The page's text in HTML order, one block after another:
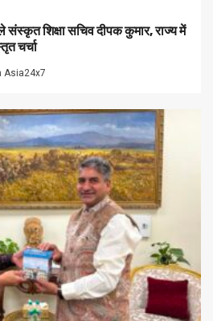
शिक्षा सचिव दीपक कुमार, राज्य में
चर्चा
Asia24x7